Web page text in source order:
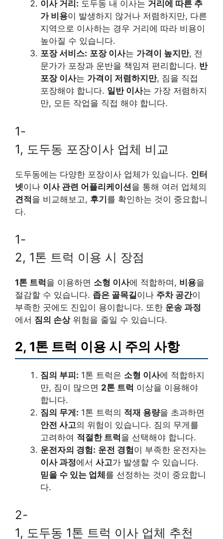
이사 거리: 도두동 내 이사는 거리에 따른 추
가 비용이 발생하지 않거나 저렴하지만, 다른
지역으로 이사하는 경우 거리에 따라 비용이
높아질 수 있습니다.
포장 서비스: 포장 이사는 가격이 높지만, 전
문가가 포장과 운반을 책임져 편리합니다. 반
포장 이사는 가격이 저렴하지만, 짐을 직접
포장해야 합니다. 일반 이사는 가장 저렴하지
만, 모든 작업을 직접 해야 합니다.
1-
1, 도두동 포장이사 업체 비교
도두동에는 다양한 포장이사 업체가 있습니다. 인터
넷이나 이사 관련 어플리케이션을 통해 여러 업체의
견적을 비교해보고, 후기를 확인하는 것이 중요합니
다.
1-
2, 1톤 트럭 이용 시 장점
1톤 트럭 을 이용하면 소형 이사에 적합하며, 비용을
절감할 수 있습니다. 좁은 골목길이나 주차 공간이
부족한 곳에도 진입이 용이합니다. 또한 운송 과정
에서 짐의 손상위험을 줄일 수 있습니다.
2, 1톤 트럭 이용 시 주의 사항
짐의 부피: 1톤 트럭은 소형 이사에 적합하지
만, 짐이 많으면 2톤 트럭 이상을 이용해야
합니다.
짐의 무게: 1톤 트럭의 적재 용량을 초과하면
안전 사고의 위험이 있습니다. 짐의 무게를
고려하여 적절한 트럭을 선택해야 합니다.
운전자의 경험: 운전 경험이 부족한 운전자는
이사 과정에서 사고가 발생할 수 있습니다.
믿을 수 있는 업체를 선정하는 것이 중요합니
다.
2-
1, 도두동 1톤 트럭 이사 업체 추천